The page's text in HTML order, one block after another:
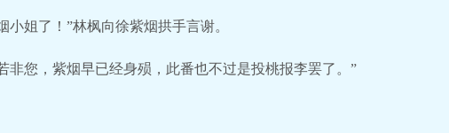
小姐了！”林枫向徐紫烟拱手言谢。
非您，紫烟早已经身殒，此番也不过是投桃报李罢了。”